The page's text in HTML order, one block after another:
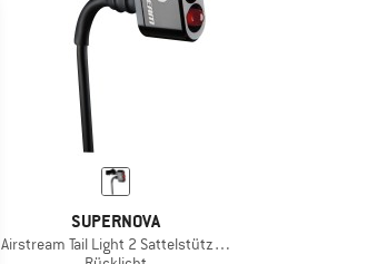
SUPERNOVA
Airstream Tail Light 2 Sattelstützen Version